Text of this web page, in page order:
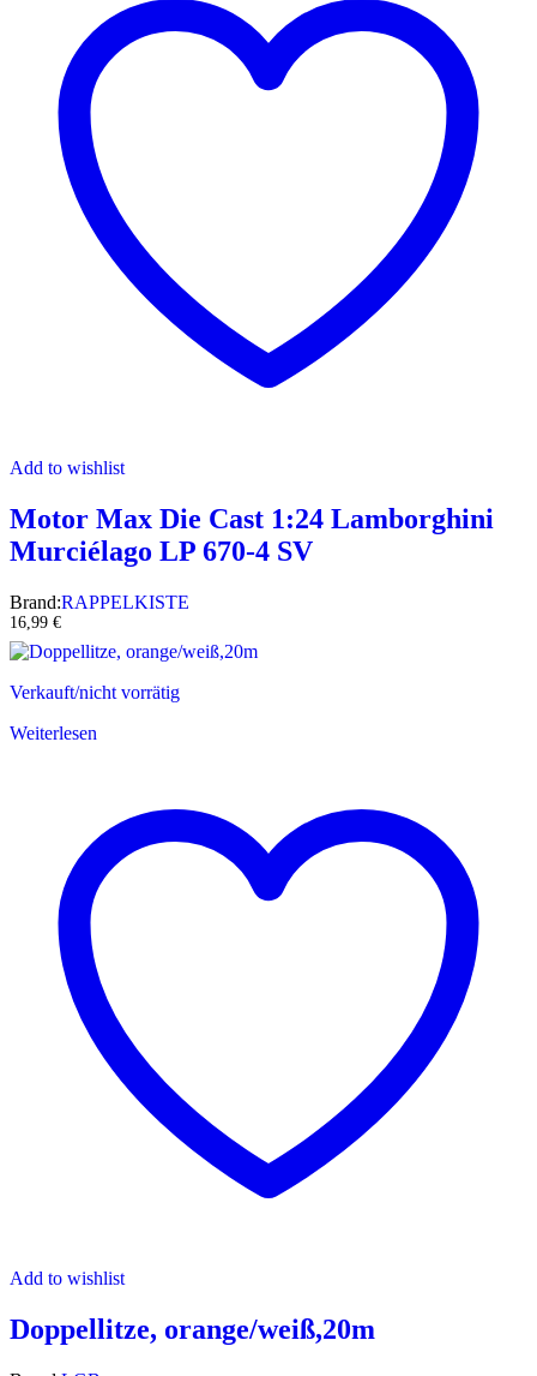
Add to wishlist
Motor Max Die Cast 1:24 Lamborghini
Murciélago LP 670-4 SV
Brand:RAPPELKISTE
16,99 €
Verkauft/nicht vorrätig
Weiterlesen
Add to wishlist
Doppellitze, orange/weiß,20m